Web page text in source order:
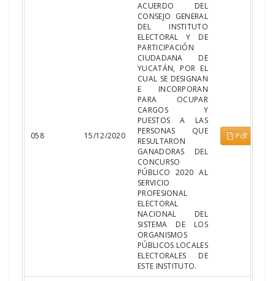
058 15/12/2020
ACUERDO DEL
CONSEJO GENERAL
DEL INSTITUTO
ELECTORAL Y DE
PARTICIPACIÓN
CIUDADANA DE
YUCATÁN, POR EL
CUAL SE DESIGNAN
E INCORPORAN
PARA OCUPAR
CARGOS Y
PUESTOS A LAS
PERSONAS QUE
RESULTARON
GANADORAS DEL
CONCURSO
PÚBLICO 2020 AL
SERVICIO
PROFESIONAL
ELECTORAL
NACIONAL DEL
SISTEMA DE LOS
ORGANISMOS
PÚBLICOS LOCALES
ELECTORALES DE
ESTE INSTITUTO.
Pdf